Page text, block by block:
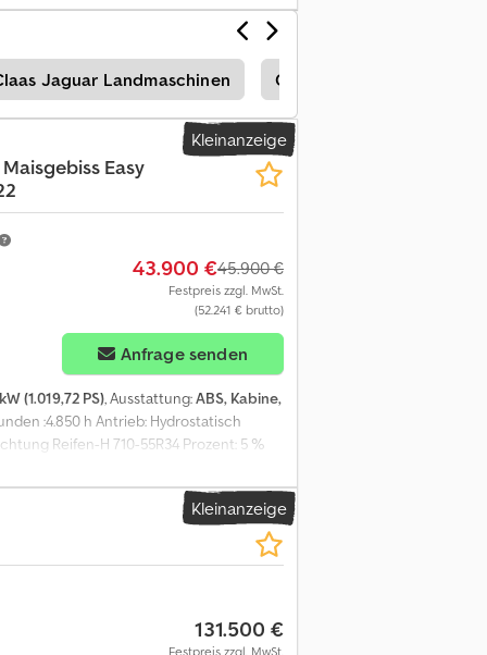
gebr. Krone EasyCollect 7500 0210
Jaguar Landmaschinen Claas Jaguar 940
Kleinanzeige
Easy
43.900 €45.900 €
Festpreis zzgl. MwSt.
(52.241 € brutto)
Anfrage senden
(1.019,72 PS), Ausstattung:ABS, Kabine,
:4.850 h Antrieb: Hydrostatisch
Reifen-H 710-55R34 Prozent: 5 %
BX752322
Kleinanzeige
131.500 €
Festpreis zzgl. MwSt.